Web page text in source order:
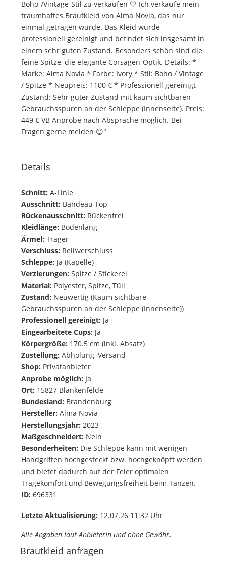
Boho-/Vintage-Stil zu verkaufen 🤍 Ich verkaufe mein
traumhaftes Brautkleid von Alma Novia, das nur
einmal getragen wurde. Das Kleid wurde
professionell gereinigt und befindet sich insgesamt in
einem sehr guten Zustand. Besonders schön sind die
feine Spitze, die elegante Corsagen-Optik. Details: *
Marke: Alma Novia * Farbe: Ivory * Stil: Boho / Vintage
/ Spitze * Neupreis: 1100 € * Professionell gereinigt
Zustand: Sehr guter Zustand mit kaum sichtbaren
Gebrauchsspuren an der Schleppe (Innenseite). Preis:
449 € VB Anprobe nach Absprache möglich. Bei
Fragen gerne melden 😊"
Details
Schnitt:A-Linie
Ausschnitt: Bandeau Top
Rückenausschnitt: Rückenfrei
Kleidlänge: Bodenlang
Ärmel: Träger
Verschluss: Reißverschluss
Schleppe: Ja (Kapelle)
Verzierungen:Spitze / Stickerei
Material: Polyester, Spitze, Tüll
Zustand: Neuwertig (Kaum sichtbare
Gebrauchsspuren an der Schleppe (Innenseite))
Professionell gereinigt: Ja
Eingearbeitete Cups: Ja
Körpergröße: 170.5 cm (inkl. Absatz)
Zustellung:Abholung, Versand
Shop: Privatanbieter
Anprobe möglich: Ja
Ort: 15827 Blankenfelde
Bundesland: Brandenburg
Hersteller:Alma Novia
Herstellungsjahr: 2023
Maßgeschneidert: Nein
Besonderheiten: Die Schleppe kann mit wenigen
Handgriffen hochgesteckt bzw. hochgeknöpft werden
und bietet dadurch auf der Feier optimalen
Tragekomfort und Bewegungsfreiheit beim Tanzen.
ID: 696331
Letzte Aktualisierung: 12.07.26 11:32 Uhr
Alle Angaben laut AnbieterIn und ohne Gewähr.
Brautkleid anfragen